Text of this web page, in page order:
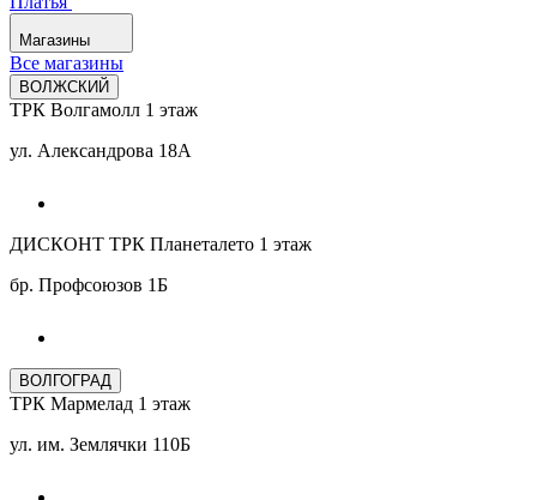
Магазины
Все магазины
ВОЛЖСКИЙ
ТРК Волгамолл 1 этаж
ул. Александрова 18А
ДИСКОНТ ТРК Планеталето 1 этаж
бр. Профсоюзов 1Б
ВОЛГОГРАД
ТРК Мармелад 1 этаж
ул. им. Землячки 110Б